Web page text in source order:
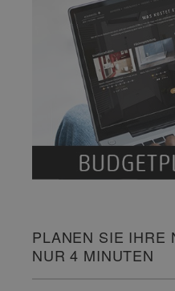
PLANEN SIE IHRE
NUR 4 MINUTEN